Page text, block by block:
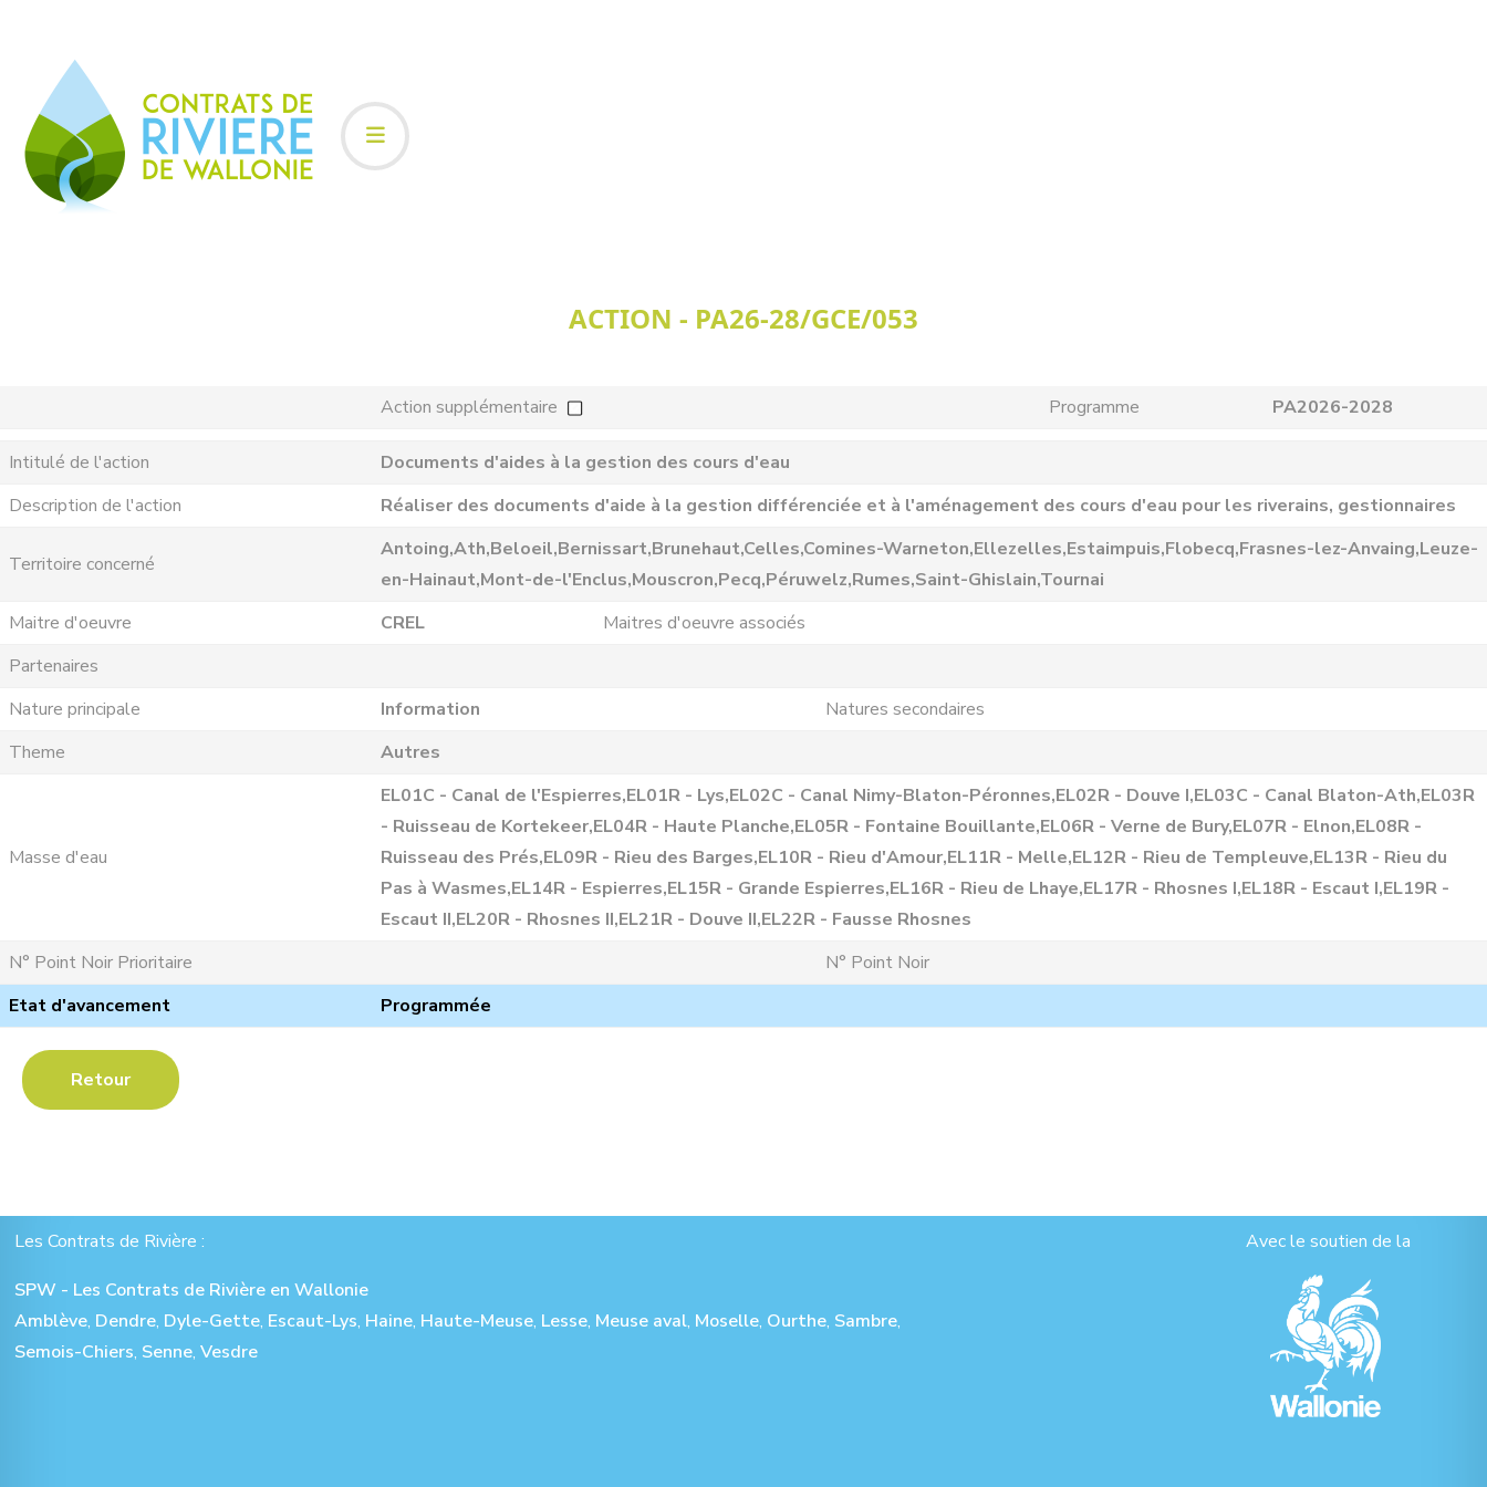
ACTION - PA26-28/GCE/053
Action supplémentaire Programme PA2026-2028
Intitulé de l'action
Documents d'aides à la gestion des cours d'eau
Description de l'action
Réaliser des documents d'aide à la gestion différenciée et à l'aménagement des cours d'eau pour les riverains, gestionnaires
Territoire concerné
Antoing,Ath,Beloeil,Bernissart,Brunehaut,Celles,Comines-Warneton,Ellezelles,Estaimpuis,Flobecq,Frasnes-lez-Anvaing,Leuze-
en-Hainaut,Mont-de-l'Enclus,Mouscron,Pecq,Péruwelz,Rumes,Saint-Ghislain,Tournai
Maitre d'oeuvre
CREL
Maitres d'oeuvre associés
Partenaires
Nature principale
Information
Natures secondaires
Theme
Autres
Masse d'eau
EL01C - Canal de l'Espierres,EL01R - Lys,EL02C - Canal Nimy-Blaton-Péronnes,EL02R - Douve I,EL03C - Canal Blaton-Ath,EL03R
- Ruisseau de Kortekeer,EL04R - Haute Planche,EL05R - Fontaine Bouillante,EL06R - Verne de Bury,EL07R - Elnon,EL08R -
Ruisseau des Prés,EL09R - Rieu des Barges,EL10R - Rieu d'Amour,EL11R - Melle,EL12R - Rieu de Templeuve,EL13R - Rieu du
Pas à Wasmes,EL14R - Espierres,EL15R - Grande Espierres,EL16R - Rieu de Lhaye,EL17R - Rhosnes I,EL18R - Escaut I,EL19R -
Escaut II,EL20R - Rhosnes II,EL21R - Douve II,EL22R - Fausse Rhosnes
N° Point Noir Prioritaire
N° Point Noir
Etat d'avancement
Programmée
Retour
Les Contrats de Rivière :
SPW - Les Contrats de Rivière en Wallonie
Amblève, Dendre, Dyle-Gette, Escaut-Lys, Haine, Haute-Meuse, Lesse, Meuse aval, Moselle, Ourthe, Sambre,
Semois-Chiers, Senne, Vesdre
Avec le soutien de la